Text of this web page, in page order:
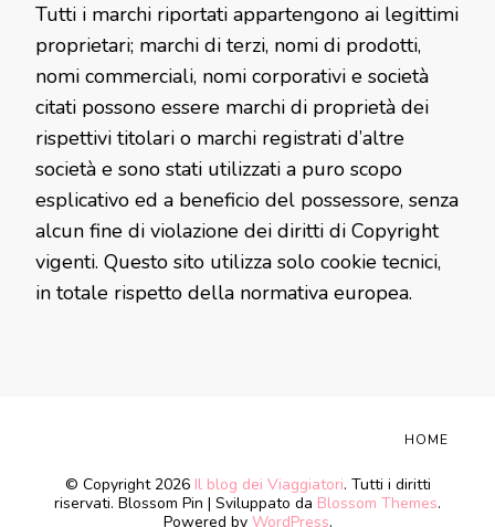
Tutti i marchi riportati appartengono ai legittimi
proprietari; marchi di terzi, nomi di prodotti,
nomi commerciali, nomi corporativi e società
citati possono essere marchi di proprietà dei
rispettivi titolari o marchi registrati d’altre
società e sono stati utilizzati a puro scopo
esplicativo ed a beneficio del possessore, senza
alcun fine di violazione dei diritti di Copyright
vigenti. Questo sito utilizza solo cookie tecnici,
in totale rispetto della normativa europea.
© Copyright 2026 Il blog dei Viaggiatori. Tutti i diritti
riservati. Blossom Pin | Sviluppato da Blossom Themes.
Powered by WordPress.
HOME